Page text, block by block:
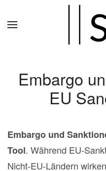
Embargo
EU
Embargo und
Tool. Während EU-
Nicht-EU-Ländern